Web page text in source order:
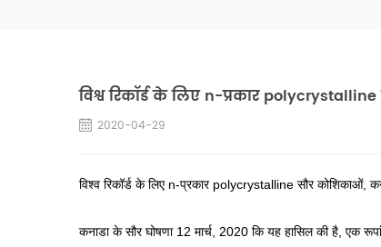
विश्व रिकॉर्ड के लिए n-प्रकार
2020-04-29
विश्व रिकॉर्ड के लिए n-प्रकार polycrystalline सौर कोशिकाओं,
कनाडा के सौर घोषणा 12 मार्च, 2020 कि यह हासिल की है, एक